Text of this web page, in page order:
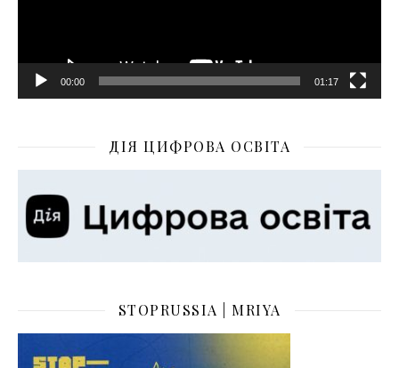
00:00 01:17
ДІЯ ЦИФРОВА ОСВІТА
STOPRUSSIA | MRIYA